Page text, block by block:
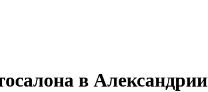
в Александрии